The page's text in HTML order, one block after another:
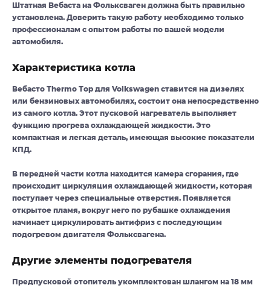
Штатная Bебаста на Фольксваген должна быть правильно
установлена. Доверить такую работу необходимо только
профессионалам с опытом работы по вашей модели
автомобиля.
Характеристика котла
Вебасто Тhermo Тop для Volkswagen ставится на дизелях
или бензиновых автомобилях, состоит она непосредственно
из самого котла. Этот пусковой нагреватель выполняет
функцию прогрева охлаждающей жидкости. Это
компактная и легкая деталь, имеющая высокие показатели
КПД.
В передней части котла находится камера сгорания, где
происходит циркуляция охлаждающей жидкости, которая
поступает через специальные отверстия. Появляется
открытое пламя, вокруг него по рубашке охлаждения
начинает циркулировать антифриз с последующим
подогревом двигателя Фольксвагена.
Другие элементы подогревателя
Предпусковой отопитель укомплектован шлангом на 18 мм